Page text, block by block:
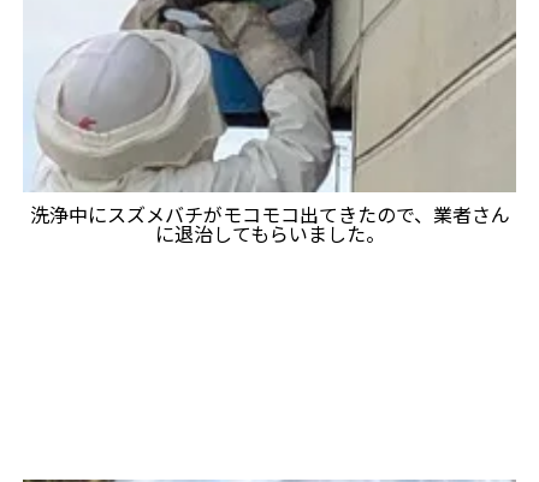
洗浄中にスズメバチがモコモコ出てきたので、業者さん
に退治してもらいました。